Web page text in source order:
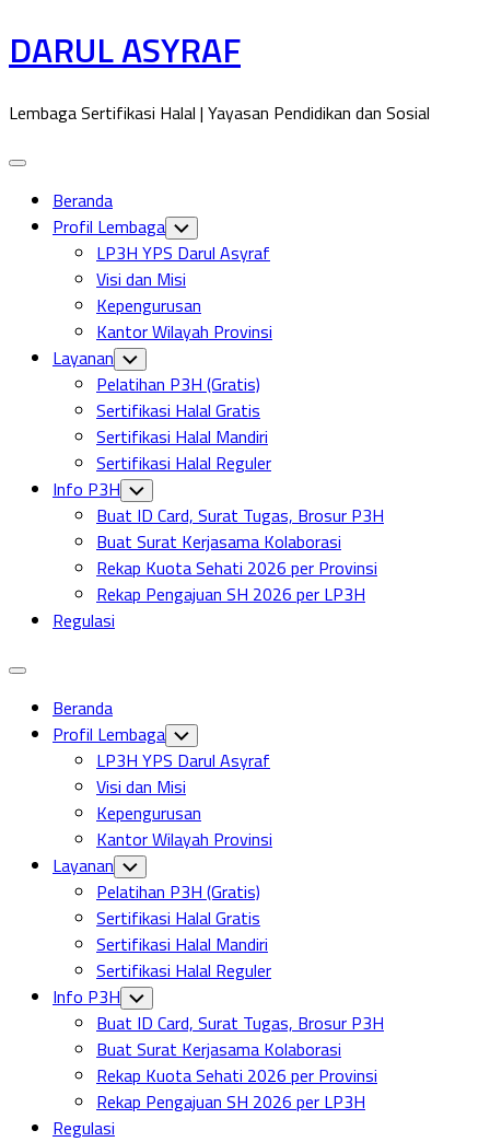
Skip
to
DARUL ASYRAF
Lembaga Sertifikasi Halal | Yayasan Pendidikan dan Sosial
Expand
Current
Page:
Beranda
Profil Lembaga Toggle
Child
Menu
LP3H YPS Darul Asyraf
Visi dan Misi
Kepengurusan
Kantor Wilayah Provinsi
Layanan Toggle
Child
Menu
Pelatihan P3H (Gratis)
Sertifikasi Halal Gratis
Sertifikasi Halal Mandiri
Sertifikasi Halal Reguler
Info P3H Toggle
Child
Menu
Buat ID Card, Surat Tugas, Brosur P3H
Buat Surat Kerjasama Kolaborasi
Rekap Kuota Sehati 2026 per Provinsi
Rekap Pengajuan SH 2026 per LP3H
Regulasi
Expand
Current
Page:
Beranda
Profil Lembaga Toggle
Child
Menu
LP3H YPS Darul Asyraf
Visi dan Misi
Kepengurusan
Kantor Wilayah Provinsi
Layanan Toggle
Child
Menu
Pelatihan P3H (Gratis)
Sertifikasi Halal Gratis
Sertifikasi Halal Mandiri
Sertifikasi Halal Reguler
Info P3H Toggle
Child
Menu
Buat ID Card, Surat Tugas, Brosur P3H
Buat Surat Kerjasama Kolaborasi
Rekap Kuota Sehati 2026 per Provinsi
Rekap Pengajuan SH 2026 per LP3H
Regulasi